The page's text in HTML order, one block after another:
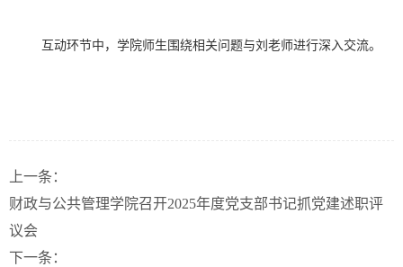
互动环节中，学院师生围绕相关问题与刘老师进行深入交流。
上一条：
财政与公共管理学院召开2025年度党支部书记抓党建述职评
议会
下一条：